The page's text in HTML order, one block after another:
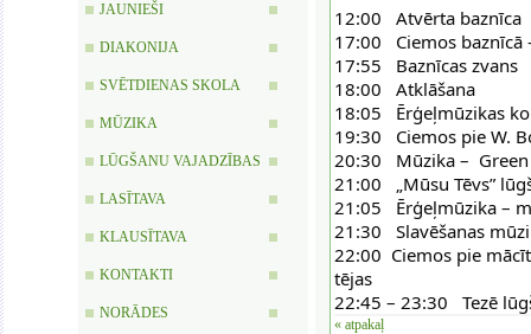
JAUNIEŠI
DIAKONIJA
SVĒTDIENAS SKOLA
MŪZIKA
LŪGŠANU VAJADZĪBAS
LASĪTAVA
KLAUSĪTAVA
KONTAKTI
NORĀDES
12:00   Atvērta baznīca
17:00   Ciemos
17:55   Baznīcas zvans
18:00   Atklāšana
18:05   Ērģeļmūzikas
19:30   Ciemos pie W.
20:30   Mūzika –
21:00   „Mūsu Tēvs”
21:05   Ērģeļmūzika –
21:30   Slavēšanas
22:00  Ciemos pie
tējas
22:45 – 23:30   Tezē
« atpakaļ